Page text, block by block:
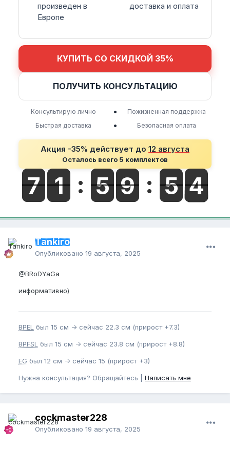
произведен в
Европе
доставка и оплата
КУПИТЬ СО СКИДКОЙ 35%
ПОЛУЧИТЬ КОНСУЛЬТАЦИЮ
Консультирую лично •
Пожизненная поддержка
Быстрая доставка
• Безопасная оплата
Акция -35% действует до 12 августа
Осталось всего 5 комплектов
Tankiro
Опубликовано 19 августа, 2025
@BRoDYaGa
информативно)
BPEL был 15 см -> сейчас 22.3 см (прирост +7.3)
BPFSL был 15 см -> сейчас 23.8 см (прирост +8.8)
EG был 12 см -> сейчас 15 (прирост +3)
Нужна консультация? Обращайтесь | Написать мне
cockmaster228
Опубликовано 19 августа, 2025